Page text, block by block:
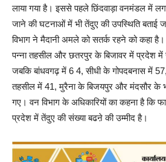
लाया गया है। इससे पहले छिंदवाड़ा वनमंडल में
जाने की घटनाओं में भी तेंदुए की उपस्थिति बताई
विभाग ने मैदानी अमले को सतर्क रहने को कहा
पन्ना तहसील और छतरपुर के बिजावर में प्रदेश में
जबकि बांधवगढ़ में 6 4, सीधी के गोपदबनास में
तहसील में 41, मुरैना के बिजयपुर और मंदसौर के
गए। वन विभाग के अधिकारियों का कहना है
प्रदेश में तेंदुए की संख्या बढऩे की उम्मीद है।